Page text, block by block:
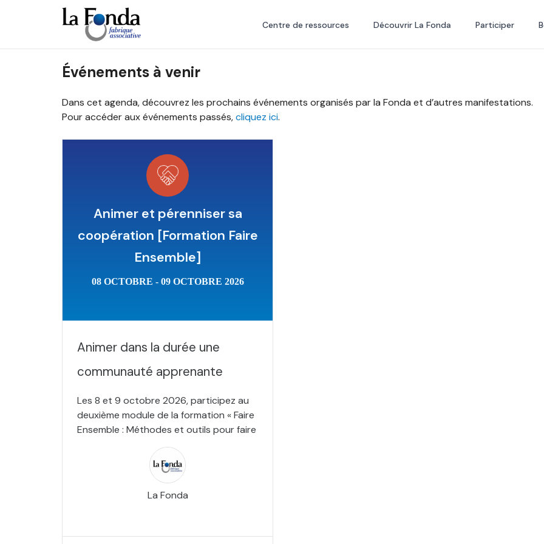
principal
Centre de ressources Découvrir La Fonda Participer
Événements à venir
Dans cet agenda, découvrez les prochains événements organisés par la Fonda et d’autres manifestations.
Pour accéder aux événements passés,cliquez ici.
Animer et pérenniser sa
coopération [Formation Faire
Ensemble]
08 OCTOBRE - 09 OCTOBRE 2026
Animer dans la durée une
communauté apprenante
Les 8 et 9 octobre 2026, participez au
deuxième module de la formation « Faire
Ensemble : Méthodes et outils pour faire
La Fonda